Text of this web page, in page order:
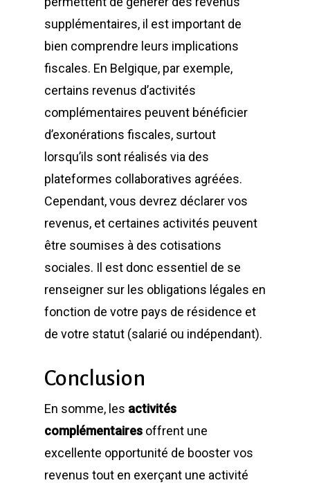
supplémentaires, il est important de
bien comprendre leurs implications
fiscales. En Belgique, par exemple,
certains revenus d’activités
complémentaires peuvent bénéficier
d’exonérations fiscales, surtout
lorsqu’ils sont réalisés via des
plateformes collaboratives agréées.
Cependant, vous devrez déclarer vos
revenus, et certaines activités peuvent
être soumises à des cotisations
sociales. Il est donc essentiel de se
renseigner sur les obligations légales en
fonction de votre pays de résidence et
de votre statut (salarié ou indépendant).
Conclusion
En somme, les activités
complémentaires offrent une
excellente opportunité de booster vos
revenus tout en exerçant une activité